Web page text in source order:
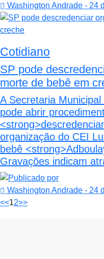
Washington Andrade - 24
Cotidiano
SP pode
morte de bebê em
A Secretaria
pode abrir
organização do CEI
bebê
Gravações indicam
Washington Andrade - 24
<<12>>